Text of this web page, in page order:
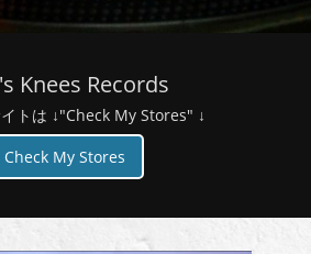
Knees Records
トは ↓"Check My Stores" ↓
Check My Stores